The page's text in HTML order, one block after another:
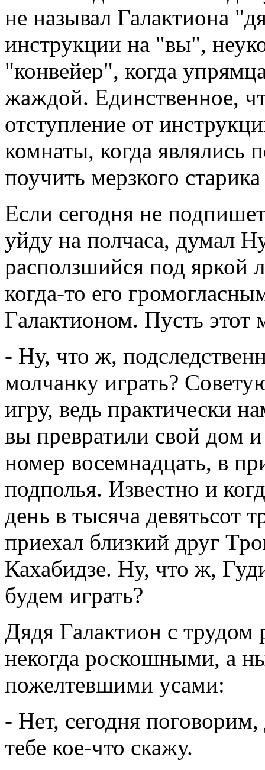
не называл Галактиона
инструкции на "вы",
"конвейер", когда
жаждой. Единственное,
отступление от
комнаты, когда являлись
поучить мерзкого
Если сегодня не
уйду на полчаса, думал
расползшийся под яркой
когда-то его
Галактионом. Пусть этот
- Ну, что ж,
молчанку играть?
игру, ведь практически
вы превратили свой дом
номер восемнадцать, в
подполья. Известно и
день в тысяча девятьсот
приехал близкий друг
Кахабидзе. Ну, что ж,
будем играть?
Дядя Галактион с трудом
некогда роскошными, а
пожелтевшими усами:
- Нет, сегодня
тебе кое-что скажу.